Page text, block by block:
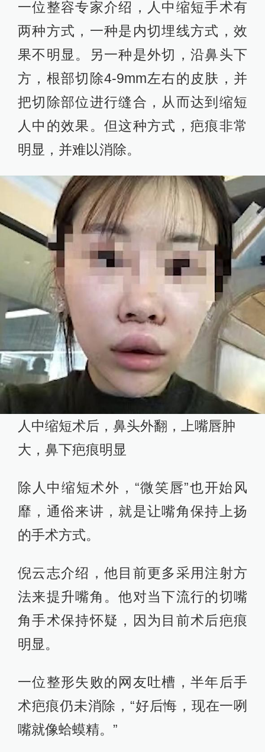
一位整容专家介绍，人中缩短手术有
两种方式，一种是内切埋线方式，效
果不明显。另一种是外切，沿鼻头下
方，根部切除4-9mm左右的皮肤，并
把切除部位进行缝合，从而达到缩短
人中的效果。但这种方式，疤痕非常
明显，并难以消除。
人中缩短术后，鼻头外翻，上嘴唇肿
大，鼻下疤痕明显
除人中缩短术外，“微笑唇”也开始风
靡，通俗来讲，就是让嘴角保持上扬
的手术方式。
倪云志介绍，他目前更多采用注射方
法来提升嘴角。他对当下流行的切嘴
角手术保持怀疑，因为目前术后疤痕
明显。
一位整形失败的网友吐槽，半年后手
术疤痕仍未消除，“好后悔，现在一咧
嘴就像蛤蟆精。”